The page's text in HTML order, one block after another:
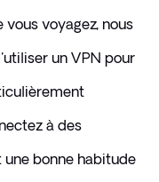
voyagez, nous
un VPN pour
à des
bonne habitude